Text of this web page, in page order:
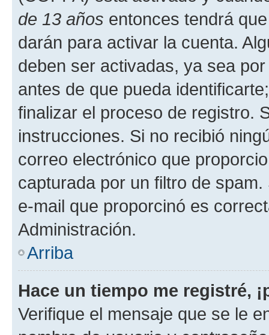
de 13 años entonces tendrá
darán para activar la cuenta.
deben ser activadas, ya sea
antes de que pueda
finalizar el proceso de registro.
instrucciones. Si no recibió
correo electrónico que
capturada por un filtro de
e-mail que proporcinó es
Administración.
Arriba
Hace un tiempo me registré,
Verifique el mensaje que se le